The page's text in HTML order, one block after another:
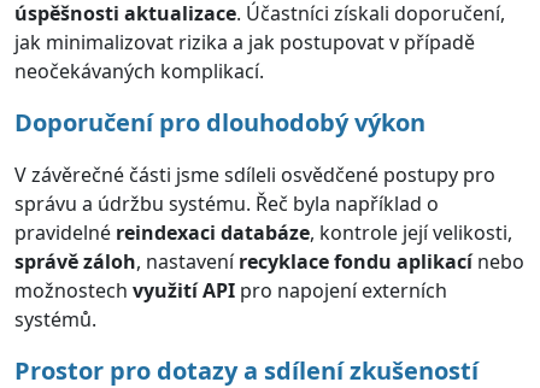
úspěšnosti aktualizace. Účastníci získali doporučení,
jak minimalizovat rizika a jak postupovat v případě
neočekávaných komplikací.
Doporučení pro dlouhodobý výkon
V závěrečné části jsme sdíleli osvědčené postupy pro
správu a údržbu systému. Řeč byla například o
pravidelné reindexaci databáze, kontrole její velikosti,
správě záloh, nastavenírecyklace fondu aplikacínebo
možnostech využití API pro napojení externích
systémů.
Prostor pro dotazy a sdílení zkušeností